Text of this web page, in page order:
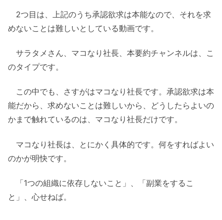
2つ目は、上記のうち承認欲求は本能なので、それを求
めないことは難しいとしている動画です。
サラタメさん、マコなり社長、本要約チャンネルは、こ
のタイプです。
この中でも、さすがはマコなり社長です。承認欲求は本
能だから、求めないことは難しいから、どうしたらよいの
かまで触れているのは、マコなり社長だけです。
マコなり社長は、とにかく具体的です。何をすればよい
のかが明快です。
「1つの組織に依存しないこと」、「副業をするこ
と」、心せねば。